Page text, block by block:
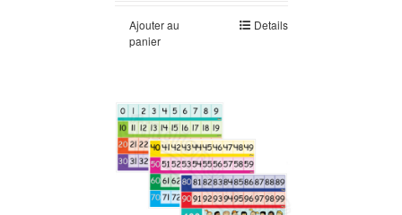
Ajouter au
panier
Details